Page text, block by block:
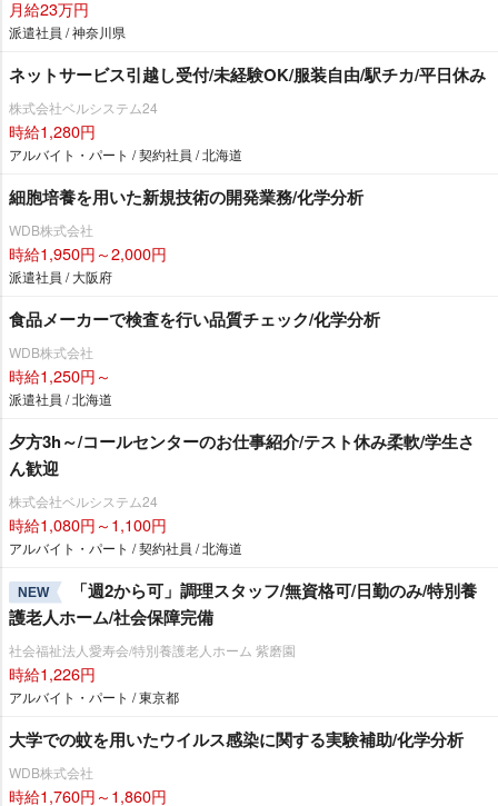
月給23万円
派遣社員 / 神奈川県
ネットサービス引越し受付/未経験OK/服装自由/駅チカ/平日休み
株式会社ベルシステム24
時給1,280円
アルバイト・パート / 契約社員 / 北海道
細胞培養を用いた新規技術の開発業務/化学分析
WDB株式会社
時給1,950円～2,000円
派遣社員 / 大阪府
食品メーカーで検査を行い品質チェック/化学分析
WDB株式会社
時給1,250円～
派遣社員 / 北海道
夕方3h～/コールセンターのお仕事紹介/テスト休み柔軟/学生さ
ん歓迎
株式会社ベルシステム24
時給1,080円～1,100円
アルバイト・パート / 契約社員 / 北海道
NEW
「週2から可」調理スタッフ/無資格可/日勤のみ/特別養
護老人ホーム/社会保障完備
社会福祉法人愛寿会/特別養護老人ホーム 紫磨園
時給1,226円
アルバイト・パート / 東京都
大学での蚊を用いたウイルス感染に関する実験補助/化学分析
WDB株式会社
時給1,760円～1,860円